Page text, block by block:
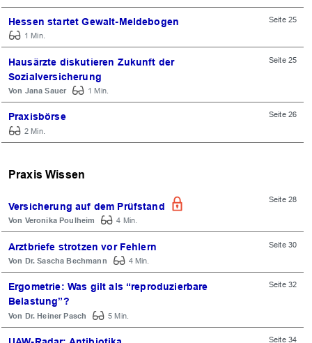
Hessen startet Gewalt-Meldebogen
Seite 25
1 Min.
Hausärzte diskutieren Zukunft der
Sozialversicherung
Seite 25
Jana Sauer 1 Min.
Praxisbörse
Seite 26
2 Min.
Praxis Wissen
Versicherung auf dem Prüfstand
Seite 28
Veronika Poulheim 4 Min.
Arztbriefe strotzen vor Fehlern Seite 30
Dr. Sascha Bechmann 4 Min.
Ergometrie: Was gilt als “reproduzierbare
Belastung”?
Seite 32
Dr. Heiner Pasch 5 Min.
Seite 34